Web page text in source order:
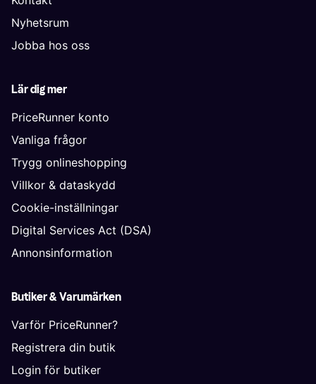
Nyhetsrum
Jobba hos oss
Lär dig mer
PriceRunner konto
Vanliga frågor
Trygg onlineshopping
Villkor & dataskydd
Cookie-inställningar
Digital Services Act (DSA)
Annonsinformation
Butiker & Varumärken
Varför PriceRunner?
Registrera din butik
Login för butiker